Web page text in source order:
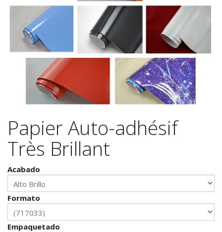
Papier Auto-adhésif
Très Brillant
Acabado
Formato
Empaquetado